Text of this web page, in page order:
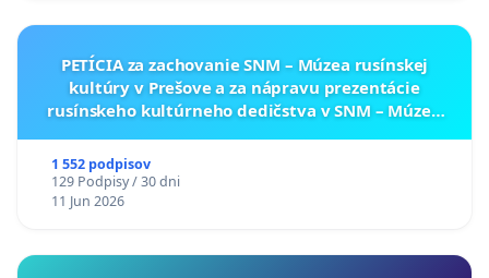
PETÍCIA za zachovanie SNM – Múzea rusínskej
kultúry v Prešove a za nápravu prezentácie
rusínskeho kultúrneho dedičstva v SNM – Múzeu
1 552 podpisov
129 Podpisy / 30 dni
11 Jun 2026